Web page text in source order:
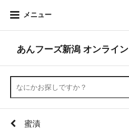
メニュー
あんフーズ新潟 オンライ
蜜漬